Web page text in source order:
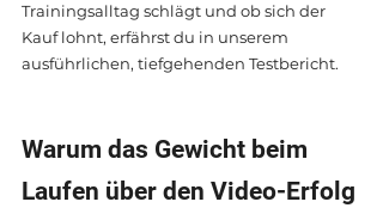
Trainingsalltag schlägt und ob sich der
Kauf lohnt, erfährst du in unserem
ausführlichen, tiefgehenden Testbericht.
Warum das Gewicht beim
Laufen über den Video-Erfolg